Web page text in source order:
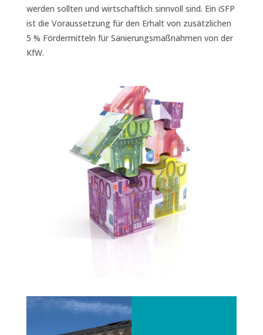
werden sollten und wirtschaftlich sinnvoll sind. Ein iSFP
ist die Voraussetzung für den Erhalt von zusätzlichen
5 % Fördermitteln für Sanierungsmaßnahmen von der
KfW.